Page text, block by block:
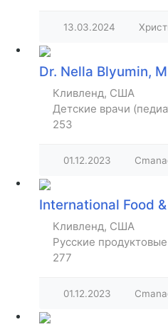
13.03.2024
Dr. Nella Blyumin,
Кливленд, США
Детские врачи
253
01.12.2023
International Food
Кливленд, США
Русские
277
01.12.2023